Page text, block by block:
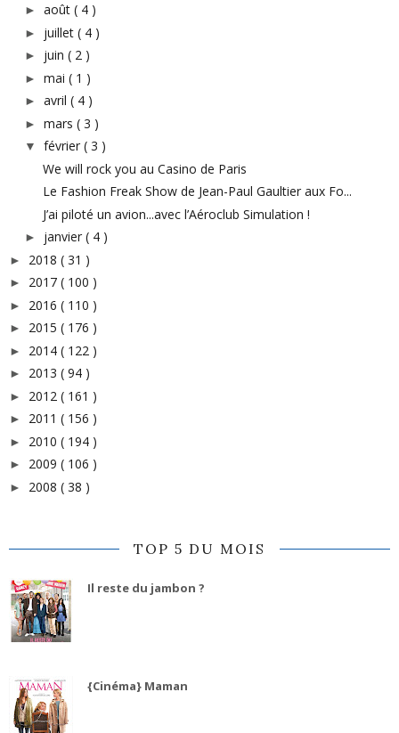
► août ( 4 )
► juillet ( 4 )
► juin ( 2 )
► mai ( 1 )
► avril ( 4 )
► mars ( 3 )
▼ février ( 3 )
We will rock you au Casino de Paris
Le Fashion Freak Show de Jean-Paul Gaultier aux Fo...
J’ai piloté un avion...avec l’Aéroclub Simulation !
► janvier ( 4 )
► 2018 ( 31 )
► 2017 ( 100 )
► 2016 ( 110 )
► 2015 ( 176 )
► 2014 ( 122 )
► 2013 ( 94 )
► 2012 ( 161 )
► 2011 ( 156 )
► 2010 ( 194 )
► 2009 ( 106 )
► 2008 ( 38 )
TOP 5 DU MOIS
Il reste du jambon ?
{Cinéma} Maman